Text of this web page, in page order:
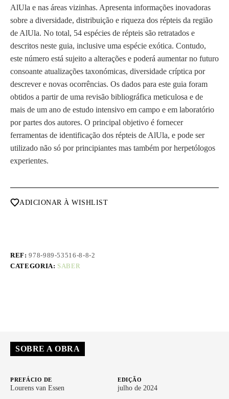
AlUla e nas áreas vizinhas. Apresenta informações inovadoras
sobre a diversidade, distribuição e riqueza dos répteis da região
de AlUla. No total, 54 espécies de répteis são retratados e
descritos neste guia, inclusive uma espécie exótica. Contudo,
este número está sujeito a alterações e poderá aumentar no futuro
consoante atualizações taxonómicas, diversidade críptica por
descrever e novas ocorrências. Os dados para este guia foram
obtidos a partir de uma revisão bibliográfica meticulosa e de
mais de um ano de estudo intensivo em campo e em laboratório
por partes dos autores. O principal objetivo é fornecer
ferramentas de identificação dos répteis de AlUla, e pode ser
utilizado não só por principiantes mas também por herpetólogos
experientes.
ADICIONAR À WISHLIST
REF:978-989-53516-8-8-2
CATEGORIA: SABER
SOBRE A OBRA
PREFÁCIO DE
Lourens van Essen
EDIÇÃO
julho de 2024